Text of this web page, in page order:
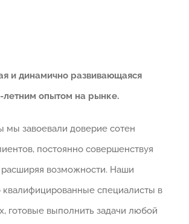
и динамично развивающаяся
летним опытом на рынке.
мы завоевали доверие сотен
постоянно совершенствуя
расширяя возможности. Наши
квалифицированные специалисты в
готовые выполнить задачи любой